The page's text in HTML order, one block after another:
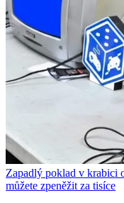
Zapadlý poklad v krabici
můžete zpeněžit za tisíce